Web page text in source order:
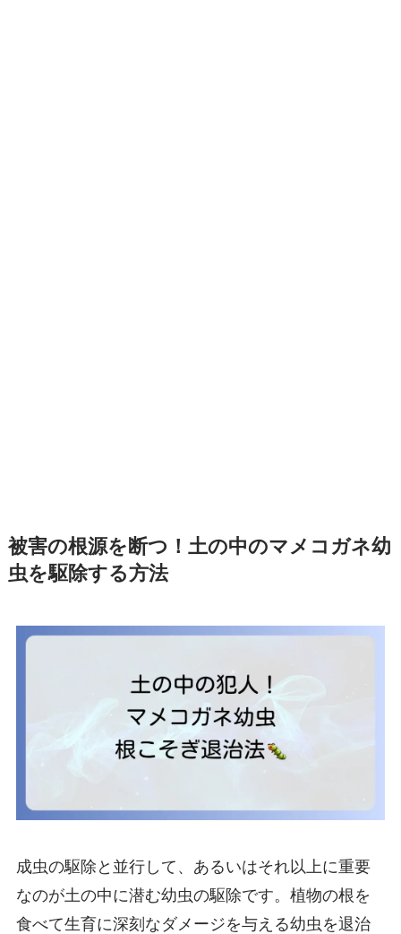
被害の根源を断つ！土の中のマメコガネ幼
虫を駆除する方法
成虫の駆除と並行して、あるいはそれ以上に重要
なのが土の中に潜む幼虫の駆除です。植物の根を
食べて生育に深刻なダメージを与える幼虫を退治